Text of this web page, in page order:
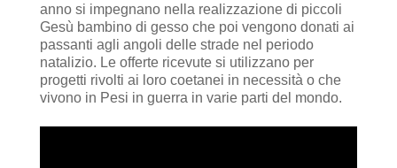
anno si impegnano nella realizzazione di piccoli
Gesù bambino di gesso che poi vengono donati ai
passanti agli angoli delle strade nel periodo
natalizio. Le offerte ricevute si utilizzano per
progetti rivolti ai loro coetanei in necessità o che
vivono in Pesi in guerra in varie parti del mondo.